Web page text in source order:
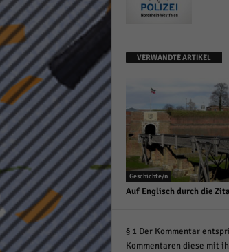
VERWANDTE ARTIKEL
Geschichte/n
Auf Englisch durch die
§ 1 Der Kommentar
Kommentaren diese mit